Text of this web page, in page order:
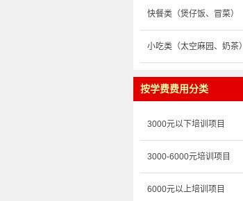
快餐类（煲仔饭、冒菜）
小吃类（太空麻园、奶茶）
按学费费用分类
3000元以下培训项目
3000-6000元培训项目
6000元以上培训项目